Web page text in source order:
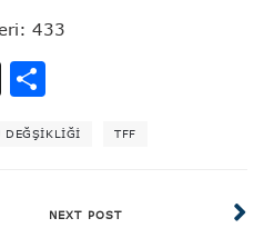
433
X
DEĞŞIKLIĞI TFF
NEXT POST